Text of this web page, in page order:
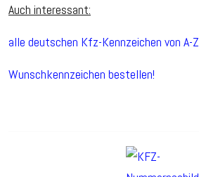
Auch interessant:
alle deutschen Kfz-Kennzeichen von A-Z
Wunschkennzeichen bestellen!